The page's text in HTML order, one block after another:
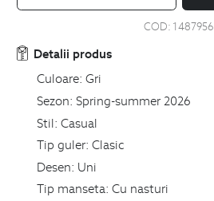
COD: 1487956
Detalii produs
Culoare: Gri
Sezon: Spring-summer 2026
Stil: Casual
Tip guler: Clasic
Desen: Uni
Tip manseta: Cu nasturi